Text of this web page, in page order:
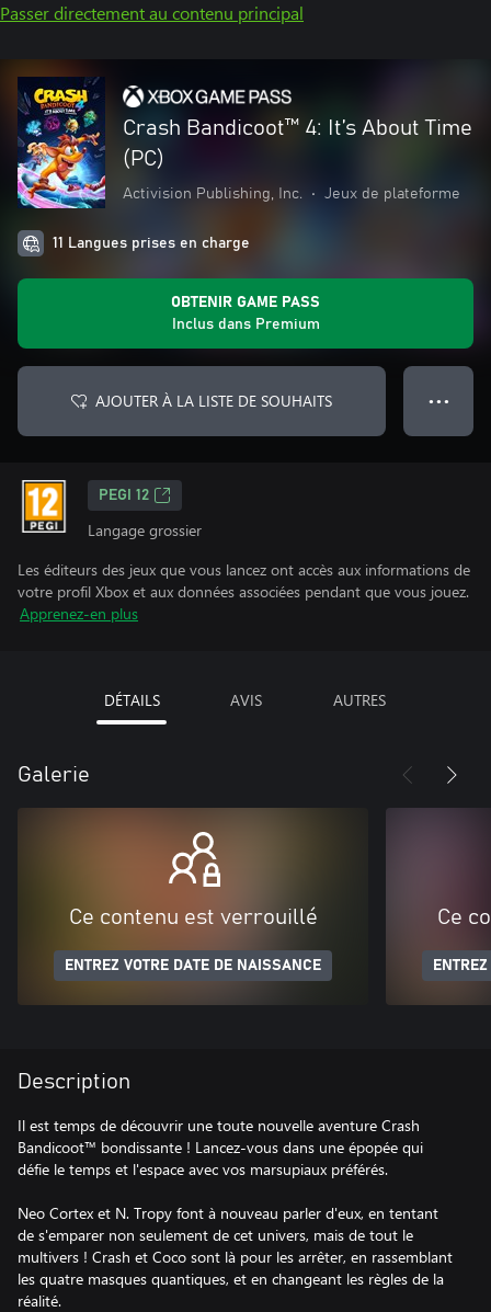
Passer directement au contenu principal
Crash Bandicoot™ 4: It’s About Time
(PC)
Activision Publishing, Inc. • Jeux de plateforme
11 Langues prises en charge
OBTENIR GAME PASS
Inclus dans Premium
AJOUTER À LA LISTE DE SOUHAITS ● ● ●
PEGI 12
Langage grossier
Les éditeurs des jeux que vous lancez ont accès aux informations de
votre profil Xbox et aux données associées pendant que vous jouez.
Apprenez-en plus
DÉTAILS AVIS AUTRES
Galerie
Ce contenu est verrouillé
ENTREZ VOTRE DATE DE NAISSANCE
Ce
Description
Il est temps de découvrir une toute nouvelle aventure Crash
Bandicoot™ bondissante ! Lancez-vous dans une épopée qui
défie le temps et l'espace avec vos marsupiaux préférés.
Neo Cortex et N. Tropy font à nouveau parler d'eux, en tentant
de s'emparer non seulement de cet univers, mais de tout le
multivers ! Crash et Coco sont là pour les arrêter, en rassemblant
les quatre masques quantiques, et en changeant les règles de la
réalité.